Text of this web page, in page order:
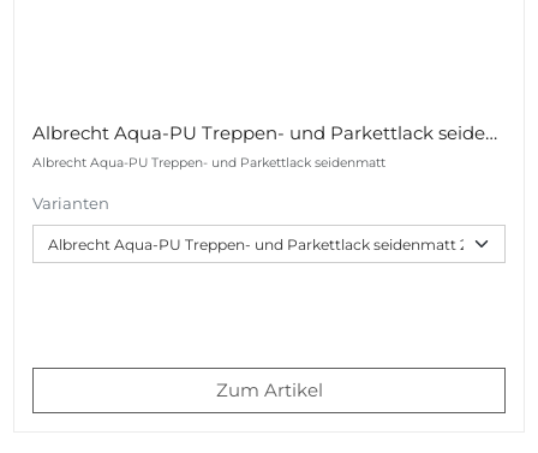
Albrecht Aqua-PU Treppen- und Parkettlack seidenmatt
Albrecht Aqua-PU Treppen- und Parkettlack seidenmatt
Varianten
Zum Artikel